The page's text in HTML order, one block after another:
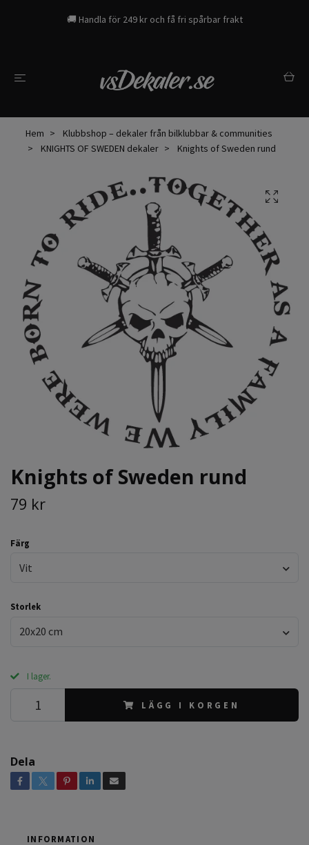
🚚 Handla för 249 kr och få fri spårbar frakt
Hem
Klubbshop – dekaler från bilklubbar & communities
KNIGHTS OF SWEDEN dekaler
Knights of Sweden rund
Knights of Sweden rund
79 kr
Färg
Vit
Storlek
20x20 cm
I lager.
LÄGG I KORGEN
Dela
INFORMATION